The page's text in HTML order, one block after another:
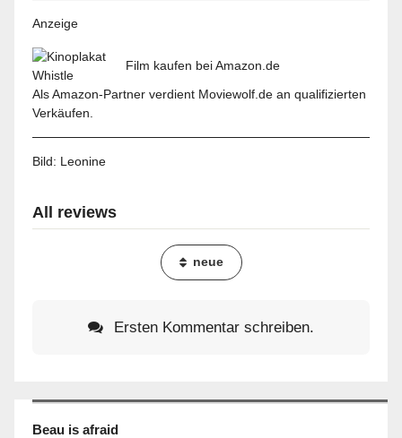
Anzeige
Film kaufen bei Amazon.de
Als Amazon-Partner verdient Moviewolf.de an qualifizierten
Verkäufen.
Bild: Leonine
All reviews
neue
Ersten Kommentar schreiben.
Beau is afraid